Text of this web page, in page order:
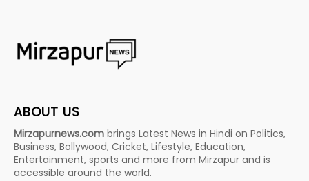
ABOUT US
Mirzapurnews.com brings Latest News in Hindi on Politics,
Business, Bollywood, Cricket, Lifestyle, Education,
Entertainment, sports and more from Mirzapur and is
accessible around the world.